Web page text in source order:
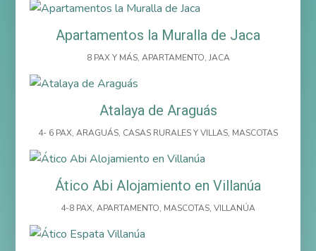
Apartamentos la Muralla de Jaca
8 PAX Y MÁS, APARTAMENTO, JACA
Atalaya de Araguás
4- 6 PAX, ARAGUÁS, CASAS RURALES Y VILLAS, MASCOTAS
Ático Abi Alojamiento en Villanúa
4-8 PAX, APARTAMENTO, MASCOTAS, VILLANÚA